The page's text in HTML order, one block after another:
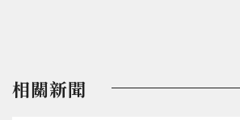
相關新聞